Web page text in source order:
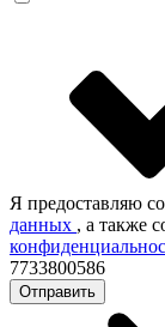
Я предоставляю
данных , а также
7733800586
Отправить